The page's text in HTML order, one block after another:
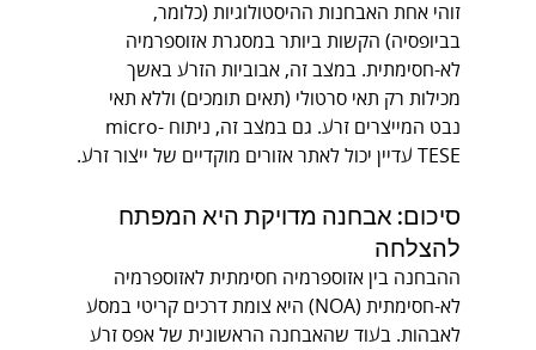
זוהי אחת האבחנות ההיסטולוגיות (כלומר,
בביופסיה) הקשות ביותר במסגרת אזוספרמיה
לא-חסימתית. במצב זה, אבוביות הזרע באשך
מכילות רק תאי סרטולי (תאים תומכים) וללא תאי
נבט המייצרים זרע. גם במצב זה, ניתוח micro-
TESE עדיין יכול לאתר אזורים מוקדיים של ייצור זרע.
סיכום: אבחנה מדויקת היא המפתח
להצלחה
ההבחנה בין אזוספרמיה חסימתית לאזוספרמיה
לא-חסימתית (NOA) היא צומת דרכים קריטי במסע
לאבהות. בעוד שהאבחנה הראשונית של אפס זרע